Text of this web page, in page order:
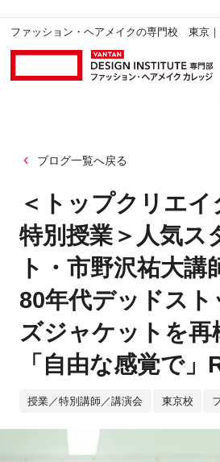
ファッション・ヘアメイクの専門校 東京
ブログ一覧へ戻る
＜トップクリエイ
特別授業＞人気ス
ト・市野沢祐大講
80年代デッドス
ズジャケットを再
「自由な感覚で」
授業／特別講師／講演会 東京校